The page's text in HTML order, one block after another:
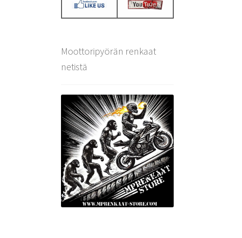
Moottoripyörän renkaat
netistä